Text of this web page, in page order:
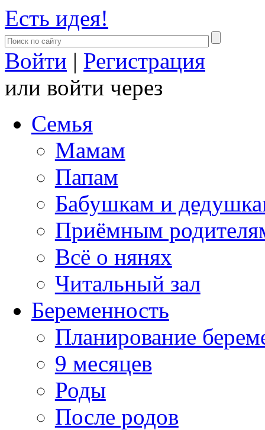
Есть идея!
Войти | Регистрация
или войти через
Семья
Мамам
Папам
Бабушкам и
Приёмным
Всё о нянях
Читальный зал
Беременность
Планирование
9 месяцев
Роды
После родов